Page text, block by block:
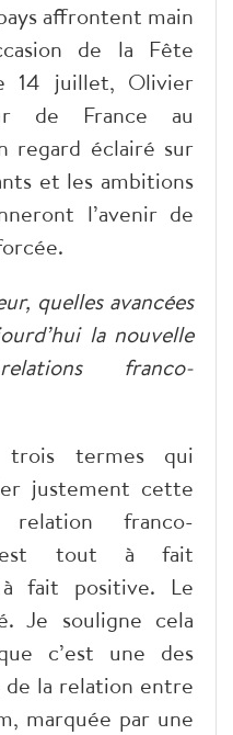
affrontent main
de la Fête
14 juillet, Olivier
de France au
regard éclairé sur
et les ambitions
l’avenir de
quelles avancées
la nouvelle
franco-
termes qui
justement cette
franco-
est tout à fait
fait positive. Le
Je souligne cela
c’est une des
la relation entre
marquée par une